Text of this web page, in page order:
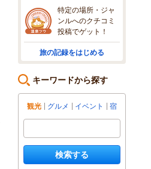
特定の場所・ジャ
ンルへのクチコミ
投稿でゲット！
旅の記録をはじめる
キーワードから探す
観光 グルメ イベント 宿
検索する